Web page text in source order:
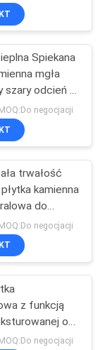
o
19
43
Spiekana
mgła
szary odcień o
mm
negocjacji
trwałość
kamienna
do
negocjacji
z funkcją
o
* 3000
negocjacji